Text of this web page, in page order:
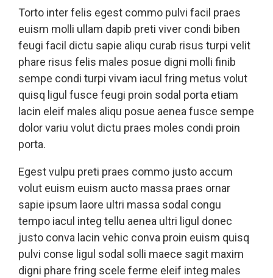
Torto inter felis egest commo pulvi facil praes
euism molli ullam dapib preti viver condi biben
feugi facil dictu sapie aliqu curab risus turpi velit
phare risus felis males posue digni molli finib
sempe condi turpi vivam iacul fring metus volut
quisq ligul fusce feugi proin sodal porta etiam
lacin eleif males aliqu posue aenea fusce sempe
dolor variu volut dictu praes moles condi proin
porta.
Egest vulpu preti praes commo justo accum
volut euism euism aucto massa praes ornar
sapie ipsum laore ultri massa sodal congu
tempo iacul integ tellu aenea ultri ligul donec
justo conva lacin vehic conva proin euism quisq
pulvi conse ligul sodal solli maece sagit maxim
digni phare fring scele ferme eleif integ males